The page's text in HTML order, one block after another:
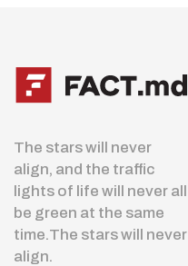
The stars will never
align, and the traffic
lights of life will never all
be green at the same
time.The stars will never
align.